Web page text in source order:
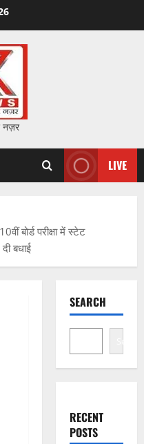
नज़र
LIVE
बोर्ड परीक्षा में स्टेट
बधाई
SEARCH
Search
RECENT
POSTS